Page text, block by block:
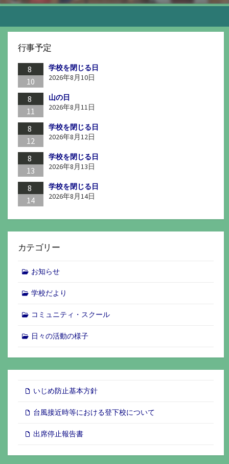
行事予定
8
10
学校を閉じる日
2026年8月10日
8
11
山の日
2026年8月11日
8
12
学校を閉じる日
2026年8月12日
8
13
学校を閉じる日
2026年8月13日
8
14
学校を閉じる日
2026年8月14日
カテゴリー
お知らせ
学校だより
コミュニティ・スクール
日々の活動の様子
いじめ防止基本方針
台風接近時等における登下校について
出席停止報告書